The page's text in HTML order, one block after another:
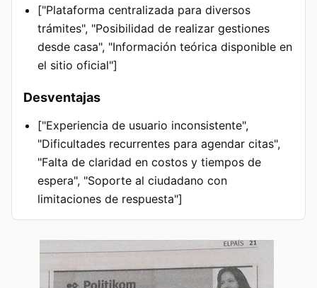
["Plataforma centralizada para diversos
trámites", "Posibilidad de realizar gestiones
desde casa", "Información teórica disponible en
el sitio oficial"]
Desventajas
["Experiencia de usuario inconsistente",
"Dificultades recurrentes para agendar citas",
"Falta de claridad en costos y tiempos de
espera", "Soporte al ciudadano con
limitaciones de respuesta"]